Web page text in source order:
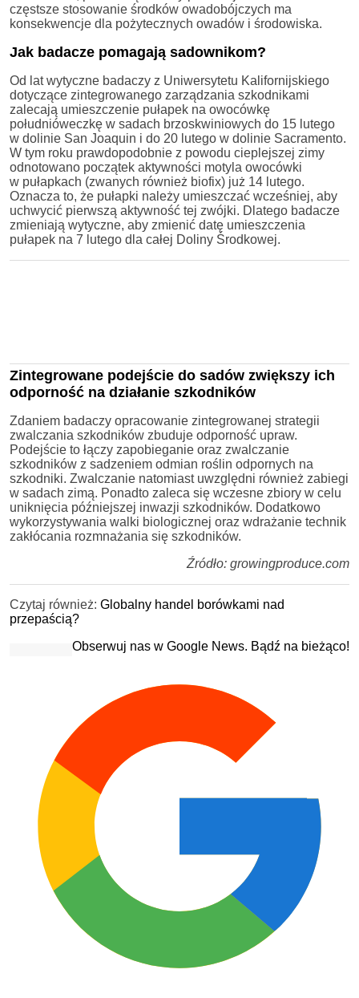
częstsze stosowanie środków owadobójczych ma
konsekwencje dla pożytecznych owadów i środowiska.
Jak badacze pomagają sadownikom?
Od lat wytyczne badaczy z Uniwersytetu Kalifornijskiego
dotyczące zintegrowanego zarządzania szkodnikami
zalecają umieszczenie pułapek na owocówkę
południóweczkę w sadach brzoskwiniowych do 15 lutego
w dolinie San Joaquin i do 20 lutego w dolinie Sacramento.
W tym roku prawdopodobnie z powodu cieplejszej zimy
odnotowano początek aktywności motyla owocówki
w pułapkach (zwanych również biofix) już 14 lutego.
Oznacza to, że pułapki należy umieszczać wcześniej, aby
uchwycić pierwszą aktywność tej zwójki. Dlatego badacze
zmieniają wytyczne, aby zmienić datę umieszczenia
pułapek na 7 lutego dla całej Doliny Środkowej.
Zintegrowane podejście do sadów zwiększy ich
odporność na działanie szkodników
Zdaniem badaczy opracowanie zintegrowanej strategii
zwalczania szkodników zbuduje odporność upraw.
Podejście to łączy zapobieganie oraz zwalczanie
szkodników z sadzeniem odmian roślin odpornych na
szkodniki. Zwalczanie natomiast uwzględni również zabiegi
w sadach zimą. Ponadto zaleca się wczesne zbiory w celu
uniknięcia późniejszej inwazji szkodników. Dodatkowo
wykorzystywania walki biologicznej oraz wdrażanie technik
zakłócania rozmnażania się szkodników.
Źródło: growingproduce.com
Czytaj również: Globalny handel borówkami nad
przepaścią?
Obserwuj nas w Google News. Bądź na bieżąco!